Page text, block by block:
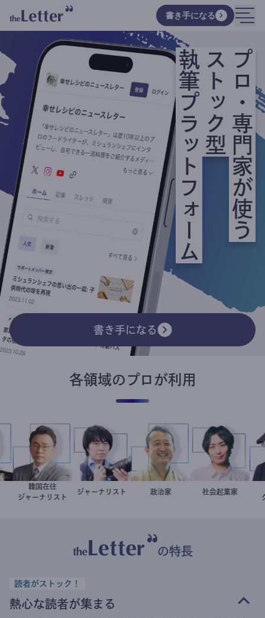
書き手になる
プロ・専門家が使う
ストック型
執筆プラットフォーム
書き手になる
各領域のプロが利用
徐台教
韓国在住
ジャーナリスト
志葉玲
ジャーナリスト 小坂英二
政治家 駒崎弘樹
社会起業家
の特長
読者がストック！
熱心な読者が集まる